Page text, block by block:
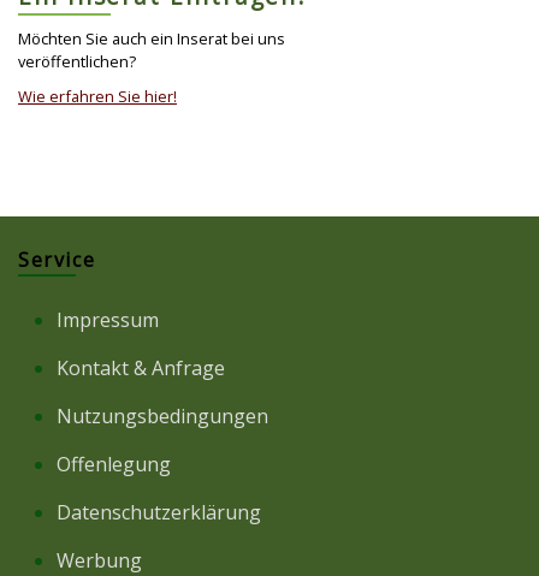
Möchten Sie auch ein Inserat bei uns
veröffentlichen?
Wie erfahren Sie hier!
Service
Impressum
Kontakt & Anfrage
Nutzungsbedingungen
Offenlegung
Datenschutzerklärung
Werbung